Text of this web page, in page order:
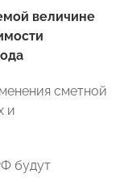
величине
сметной
и
будут